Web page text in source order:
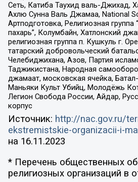
Сеть, Катиба Таухид валь-Джихад,
Ахлю Сунна Валь Джамаа, National
Артподготовка, Религиозная
пахарь”, Колумбайн, Хатлонский
религиозная группа п. Кушкуль г.
татарский добровольческий
Челебиджихана, Азов, Партия
Таджикистана, Народная
джамаат, московская ячейка,
Маньяки Культ Убийц, Молодёжь
Легион Свобода России, Айдар,
корпус
Источник: http://nac.gov.ru/
ekstremistskie-organizacii-i-
на 16.11.2023
* Перечень общественных
религиозных организаций в